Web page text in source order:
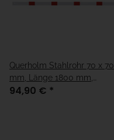
Querholm Stahlrohr 70 x 70
mm, Länge 1800 mm,
weiß/rot
94,90 € *